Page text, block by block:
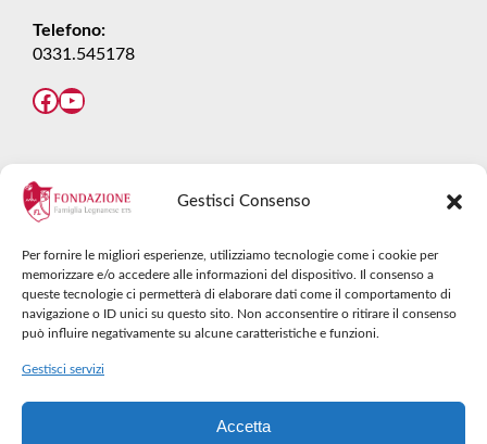
Gestisci Consenso
Per fornire le migliori esperienze, utilizziamo tecnologie come i cookie per
memorizzare e/o accedere alle informazioni del dispositivo. Il consenso a
queste tecnologie ci permetterà di elaborare dati come il comportamento di
navigazione o ID unici su questo sito. Non acconsentire o ritirare il consenso
può influire negativamente su alcune caratteristiche e funzioni.
Gestisci servizi
Accetta
Telefono:
0331.545178
Facebook YouTube
DIVENTA DONATORE
Diventare donatore è il momento che rende
orgogliosi di un gesto importante, quel gesto che
può diventare consapevole impegno:coltivare
talenti.